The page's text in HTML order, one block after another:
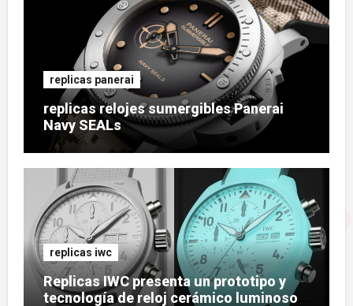
replicas panerai
replicas relojes sumergibles Panerai
Navy SEALs
replicas iwc
Replicas IWC presenta un prototipo y
tecnología de reloj cerámico luminoso